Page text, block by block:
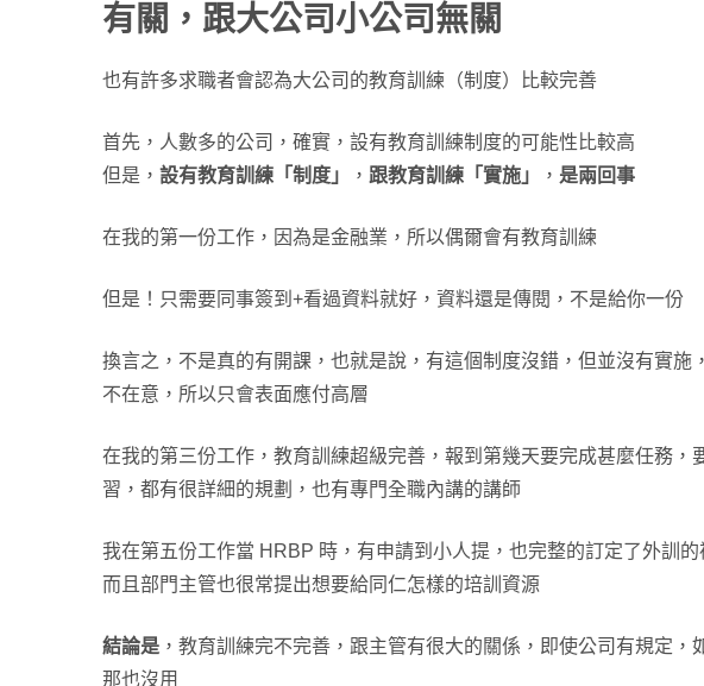
有關，跟大公司小公司無關
也有許多求職者會認為大公司的教育訓練（制度）比較完善
首先，人數多的公司，確實，設有教育訓練制度的可能性比較高
但是， 設有教育訓練「制度」 ， 跟教育訓練「實施」 ， 是兩回事
在我的第一份工作，因為是金融業，所以偶爾會有教育訓練
但是！只需要同事簽到+看過資料就好，資料還是傳閱，不是給你一份
換言之，不是真的有開課，也就是說，有這個制度沒錯，但並沒有實施
不在意，所以只會表面應付高層
在我的第三份工作，教育訓練超級完善，報到第幾天要完成甚麼任務，
習，都有很詳細的規劃，也有專門全職內講的講師
我在第五份工作當 HRBP 時，有申請到小人提，也完整的訂定了外訓的
而且部門主管也很常提出想要給同仁怎樣的培訓資源
結論是 ，教育訓練完不完善，跟主管有很大的關係，即使公司有規定，
那也沒用